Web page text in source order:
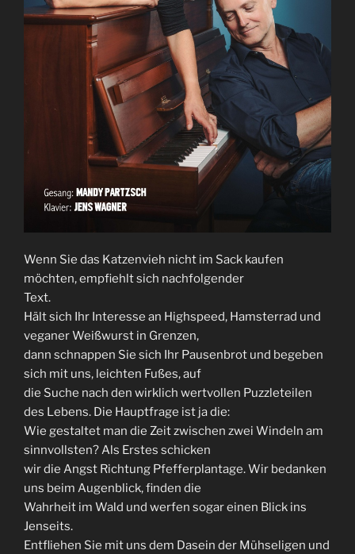
Wenn Sie das Katzenvieh nicht im Sack kaufen
möchten, empfiehlt sich nachfolgender
Text.
Hält sich Ihr Interesse an Highspeed, Hamsterrad und
veganer Weißwurst in Grenzen,
dann schnappen Sie sich Ihr Pausenbrot und begeben
sich mit uns, leichten Fußes, auf
die Suche nach den wirklich wertvollen Puzzleteilen
des Lebens. Die Hauptfrage ist ja die:
Wie gestaltet man die Zeit zwischen zwei Windeln am
sinnvollsten? Als Erstes schicken
wir die Angst Richtung Pfefferplantage. Wir bedanken
uns beim Augenblick, finden die
Wahrheit im Wald und werfen sogar einen Blick ins
Jenseits.
Entfliehen Sie mit uns dem Dasein der Mühseligen und